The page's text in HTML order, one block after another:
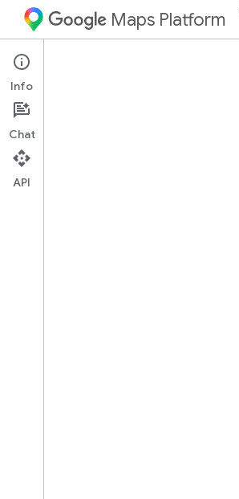
Maps Platform
Mobility Services
Panoramica
Info
Chat
API